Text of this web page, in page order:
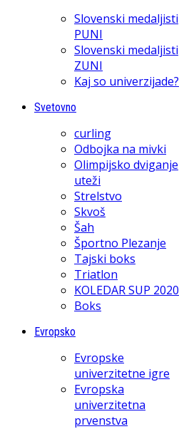
Slovenski medaljisti
PUNI
Slovenski medaljisti
ZUNI
Kaj so univerzijade?
Svetovno
curling
Odbojka na mivki
Olimpijsko dviganje
uteži
Strelstvo
Skvoš
Šah
Športno Plezanje
Tajski boks
Triatlon
KOLEDAR SUP 2020
Boks
Evropsko
Evropske
univerzitetne igre
Evropska
univerzitetna
prvenstva